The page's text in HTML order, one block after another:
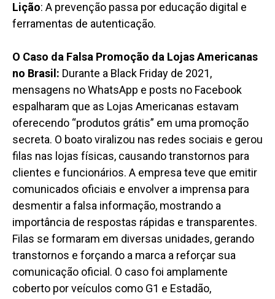
Lição: A prevenção passa por educação digital e
ferramentas de autenticação.
O Caso da Falsa Promoção da Lojas Americanas
no Brasil: Durante a Black Friday de 2021,
mensagens no WhatsApp e posts no Facebook
espalharam que as Lojas Americanas estavam
oferecendo “produtos grátis” em uma promoção
secreta. O boato viralizou nas redes sociais e gerou
filas nas lojas físicas, causando transtornos para
clientes e funcionários. A empresa teve que emitir
comunicados oficiais e envolver a imprensa para
desmentir a falsa informação, mostrando a
importância de respostas rápidas e transparentes.
Filas se formaram em diversas unidades, gerando
transtornos e forçando a marca a reforçar sua
comunicação oficial. O caso foi amplamente
coberto por veículos como G1 e Estadão,